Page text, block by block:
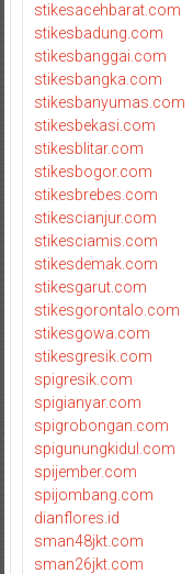
stikesacehbarat.com
stikesbadung.com
stikesbanggai.com
stikesbangka.com
stikesbanyumas.com
stikesbekasi.com
stikesblitar.com
stikesbogor.com
stikesbrebes.com
stikescianjur.com
stikesciamis.com
stikesdemak.com
stikesgarut.com
stikesgorontalo.com
stikesgowa.com
stikesgresik.com
spigresik.com
spigianyar.com
spigrobongan.com
spigunungkidul.com
spijember.com
spijombang.com
dianflores.id
sman48jkt.com
sman26jkt.com